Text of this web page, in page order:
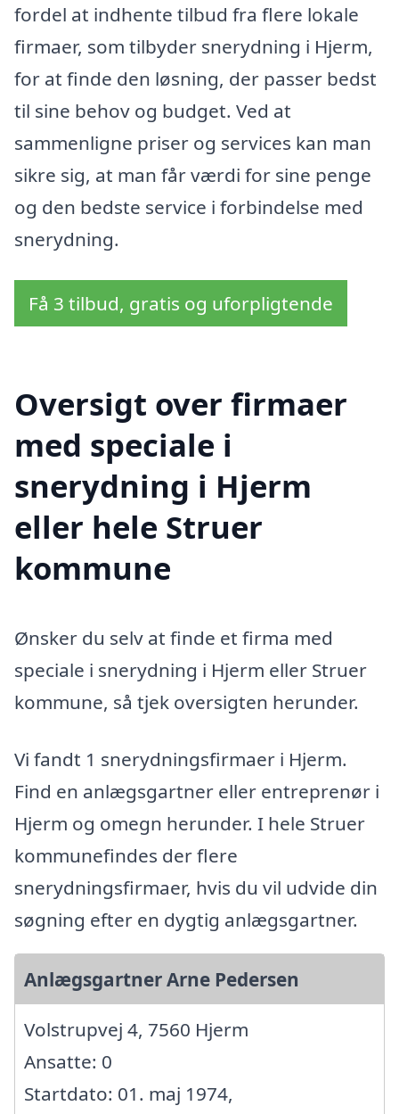
fordel at indhente tilbud fra flere lokale
firmaer, som tilbyder snerydning i Hjerm,
for at finde den løsning, der passer bedst
til sine behov og budget. Ved at
sammenligne priser og services kan man
sikre sig, at man får værdi for sine penge
og den bedste service i forbindelse med
snerydning.
Få 3 tilbud, gratis og uforpligtende
Oversigt over firmaer
med speciale i
snerydning i Hjerm
eller hele Struer
kommune
Ønsker du selv at finde et firma med
speciale i snerydning i Hjerm eller Struer
kommune, så tjek oversigten herunder.
Vi fandt 1 snerydningsfirmaer i Hjerm.
Find en anlægsgartner eller entreprenør i
Hjerm og omegn herunder. I hele Struer
kommunefindes der flere
snerydningsfirmaer, hvis du vil udvide din
søgning efter en dygtig anlægsgartner.
Anlægsgartner Arne Pedersen
Volstrupvej 4, 7560 Hjerm
Ansatte: 0
Startdato: 01. maj 1974,